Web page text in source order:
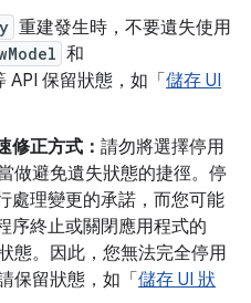
重建發生時，不要遺失使用
和
API 保留狀態，如「 儲存 UI
修正方式： 請勿將選擇停用
做避免遺失狀態的捷徑。停
處理變更的承諾，而您可能
序終止或關閉應用程式的
態。因此，您無法完全停用
保留狀態，如「 儲存 UI 狀